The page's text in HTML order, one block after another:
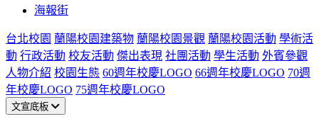
海報街
台北校園 蘭陽校園建築物 蘭陽校園景觀 蘭陽校園活動 學術活
動 行政活動 校友活動 傑出表現 社團活動 學生活動 外賓參觀
人物介紹 校園生態 60週年校慶LOGO 66週年校慶LOGO 70週
年校慶LOGO 75週年校慶LOGO
文宣底板